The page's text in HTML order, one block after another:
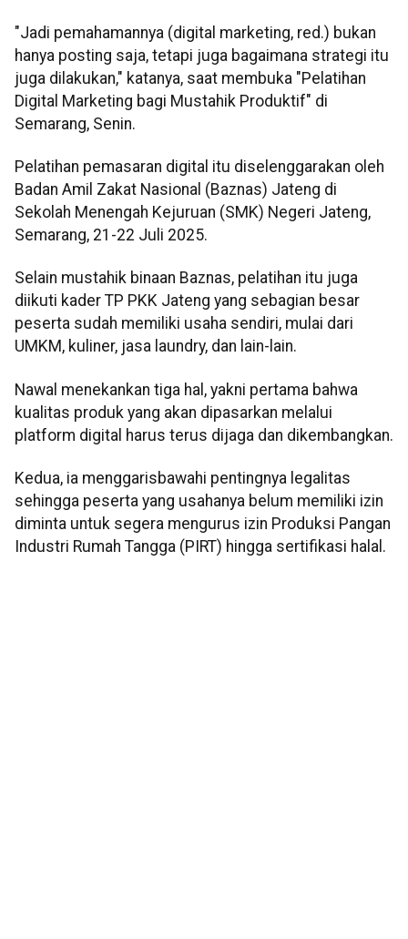
"Jadi pemahamannya (digital marketing, red.) bukan
hanya posting saja, tetapi juga bagaimana strategi itu
juga dilakukan," katanya, saat membuka "Pelatihan
Digital Marketing bagi Mustahik Produktif" di
Semarang, Senin.
Pelatihan pemasaran digital itu diselenggarakan oleh
Badan Amil Zakat Nasional (Baznas) Jateng di
Sekolah Menengah Kejuruan (SMK) Negeri Jateng,
Semarang, 21-22 Juli 2025.
Selain mustahik binaan Baznas, pelatihan itu juga
diikuti kader TP PKK Jateng yang sebagian besar
peserta sudah memiliki usaha sendiri, mulai dari
UMKM, kuliner, jasa laundry, dan lain-lain.
Nawal menekankan tiga hal, yakni pertama bahwa
kualitas produk yang akan dipasarkan melalui
platform digital harus terus dijaga dan dikembangkan.
Kedua, ia menggarisbawahi pentingnya legalitas
sehingga peserta yang usahanya belum memiliki izin
diminta untuk segera mengurus izin Produksi Pangan
Industri Rumah Tangga (PIRT) hingga sertifikasi halal.